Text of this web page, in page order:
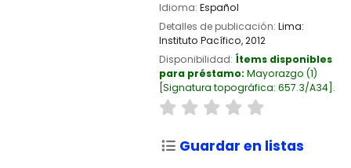
Idioma: Español
Detalles de publicación: Lima:
Instituto Pacífico,2012
Disponibilidad: Ítems disponibles
para préstamo: Mayorazgo (1)
Signatura topográfica: 657.3/A34 .
Guardar en listas